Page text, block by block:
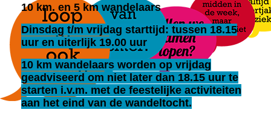
10 km. en 5 km wandelaars
Dinsdag t/m vrijdag starttijd: tussen 18.15
uur en uiterlijk 19.00 uur
10 km wandelaars worden op vrijdag
geadviseerd om niet later dan 18.15 uur te
starten i.v.m. met de feestelijke activiteiten
aan het eind van de wandeltocht.